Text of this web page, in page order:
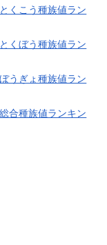
くこう種族値ラン
くぼう種族値ラン
うぎょ種族値ラン
合種族値ランキン